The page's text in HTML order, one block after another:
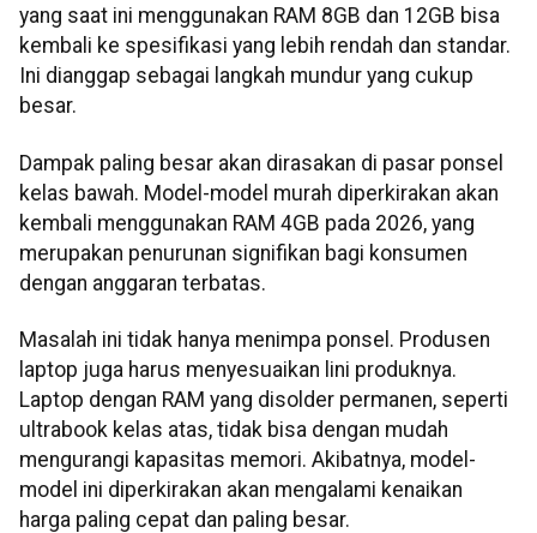
yang saat ini menggunakan RAM 8GB dan 12GB bisa
kembali ke spesifikasi yang lebih rendah dan standar.
Ini dianggap sebagai langkah mundur yang cukup
besar.
Dampak paling besar akan dirasakan di pasar ponsel
kelas bawah. Model-model murah diperkirakan akan
kembali menggunakan RAM 4GB pada 2026, yang
merupakan penurunan signifikan bagi konsumen
dengan anggaran terbatas.
Masalah ini tidak hanya menimpa ponsel. Produsen
laptop juga harus menyesuaikan lini produknya.
Laptop dengan RAM yang disolder permanen, seperti
ultrabook kelas atas, tidak bisa dengan mudah
mengurangi kapasitas memori. Akibatnya, model-
model ini diperkirakan akan mengalami kenaikan
harga paling cepat dan paling besar.